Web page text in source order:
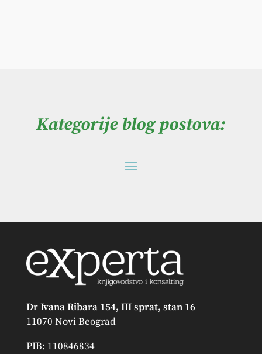
Kategorije blog postova:
Dr Ivana Ribara 154, III sprat, stan 16
11070 Novi Beograd
PIB: 110846834